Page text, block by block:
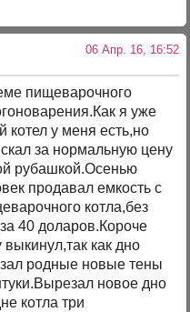
06 Апр. 16, 16:52
пищеварочного
я уже
котел у меня есть,но
за нормальную цену
рубашкой.Осенью
продавал емкость с
котла,без
40 доларов.Короче
выкинул,так как дно
родные новые тены
новое дно
котла три